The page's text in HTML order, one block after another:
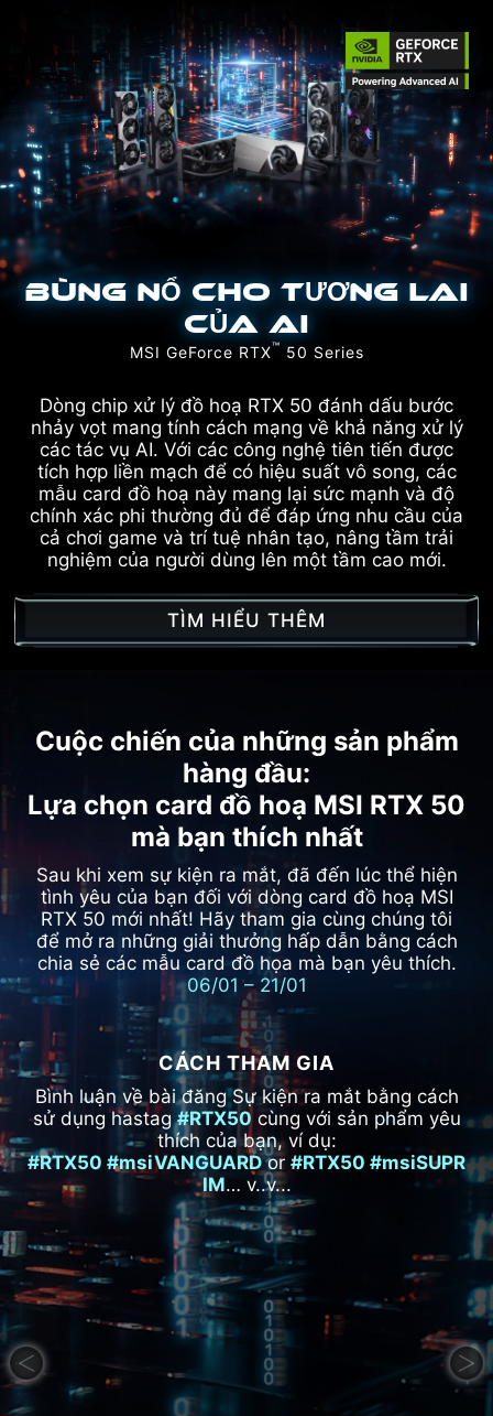
BÙNG NỔ CHO TƯƠNG LAI
CỦA AI
MSI GeForce RTX™ 50 Series
Dòng chip xử lý đồ hoạ RTX 50 đánh dấu bước
nhảy vọt mang tính cách mạng về khả năng xử lý
các tác vụ AI. Với các công nghệ tiên tiến được
tích hợp liền mạch để có hiệu suất vô song, các
mẫu card đồ hoạ này mang lại sức mạnh và độ
chính xác phi thường đủ để đáp ứng nhu cầu của
cả chơi game và trí tuệ nhân tạo, nâng tầm trải
nghiệm của người dùng lên một tầm cao mới.
TÌM HIỂU THÊM
Cuộc chiến của những sản phẩm
hàng đầu:
Lựa chọn card đồ hoạ MSI RTX 50
mà bạn thích nhất
Sau khi xem sự kiện ra mắt, đã đến lúc thể hiện
tình yêu của bạn đối với dòng card đồ hoạ MSI
RTX 50 mới nhất! Hãy tham gia cùng chúng tôi
để mở ra những giải thưởng hấp dẫn bằng cách
chia sẻ các mẫu card đồ họa mà bạn yêu thích.
06/01 – 21/01
CÁCH THAM GIA
Bình luận về bài đăng Sự kiện ra mắt bằng cách
sử dụng hastag#RTX50 cùng với sản phẩm yêu
thích của bạn, ví dụ:
#RTX50 #msiVANGUARDor #RTX50 #msiSUPR
IM… v..v...